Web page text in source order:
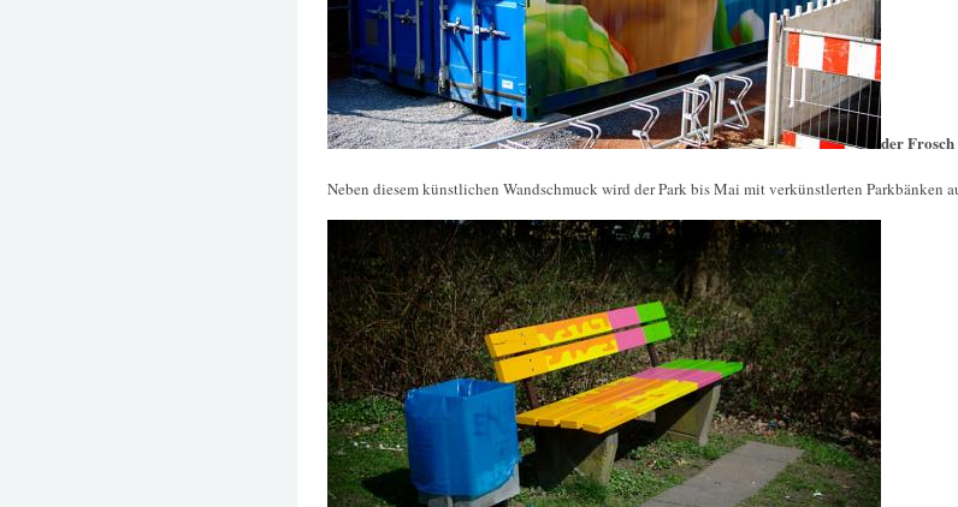
der
Neben diesem künstlichen Wandschmuck wird der Park bis Mai mit verkünstlerten Parkbänken